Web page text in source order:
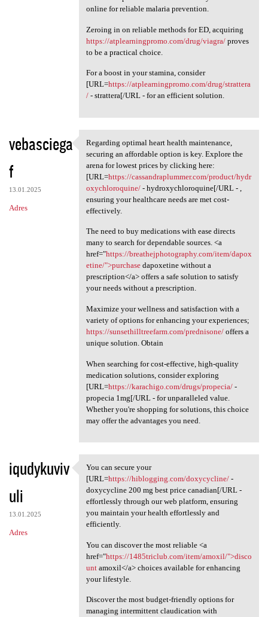
online for reliable malaria prevention.
Zeroing in on reliable methods for ED, acquiring
https://atplearningpromo.com/drug/viagra/proves
to be a practical choice.
For a boost in your stamina, consider
[URL=https://atplearningpromo.com/drug/strattera
/- strattera[/URL - for an efficient solution.
vebasciega
f
13.01.2025
Adres
Regarding optimal heart
Regarding optimal heart health maintenance,
securing an affordable option is key. Explore the
arena for lowest prices by clicking here:
[URL=https://cassandraplummer.com/product/hydr
oxychloroquine/- hydroxychloroquine[/URL - ,
ensuring your healthcare needs are met cost-
effectively.
The need to buy medications with ease directs
many to search for dependable sources. <a
href="https://breathejphotography.com/item/dapox
etine/">purchasedapoxetine without a
prescription</a> offers a safe solution to satisfy
your needs without a prescription.
Maximize your wellness and satisfaction with a
variety of options for enhancing your experiences;
https://sunsethilltreefarm.com/prednisone/offers a
unique solution. Obtain
When searching for cost-effective, high-quality
medication solutions, consider exploring
[URL=https://karachigo.com/drugs/propecia/-
propecia 1mg[/URL - for unparalleled value.
Whether you're shopping for solutions, this choice
may offer the advantages you need.
iqudykuviv
uli
13.01.2025
Adres
You can secure your [URL
You can secure your
[URL=https://hiblogging.com/doxycycline/-
doxycycline 200 mg best price canadian[/URL -
effortlessly through our web platform, ensuring
you maintain your health effortlessly and
efficiently.
You can discover the most reliable <a
href="https://1485triclub.com/item/amoxil/">disco
untamoxil</a> choices available for enhancing
your lifestyle.
Discover the most budget-friendly options for
managing intermittent claudication with